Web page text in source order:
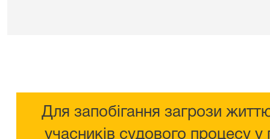
Для запобігання загрози
учасників судового процесу у